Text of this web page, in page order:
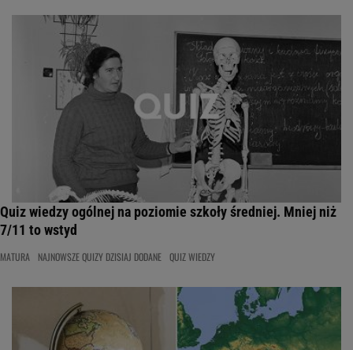
Quiz wiedzy ogólnej na poziomie szkoły średniej. Mniej niż
7/11 to wstyd
MATURA NAJNOWSZE QUIZY DZISIAJ DODANE QUIZ WIEDZY